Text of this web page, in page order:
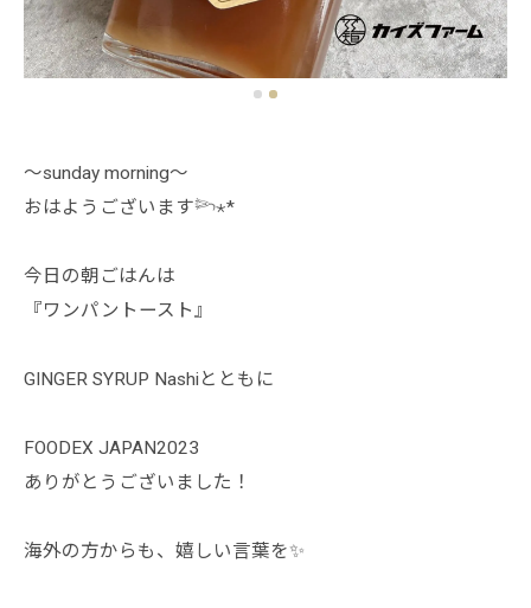
～sunday morning～
おはようございます𓆸⋆*
今日の朝ごはんは
『ワンパントースト』
GINGER SYRUP Nashiとともに
FOODEX JAPAN2023
ありがとうございました！
海外の方からも、嬉しい言葉を✨